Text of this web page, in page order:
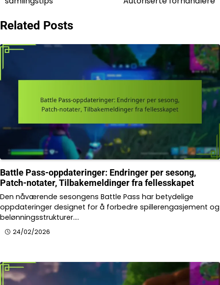
Related Posts
Battle Pass-oppdateringer: Endringer per sesong,
Patch-notater, Tilbakemeldinger fra fellesskapet
Den nåværende sesongens Battle Pass har betydelige
oppdateringer designet for å forbedre spillerengasjement og
belønningsstrukturer.…
24/02/2026